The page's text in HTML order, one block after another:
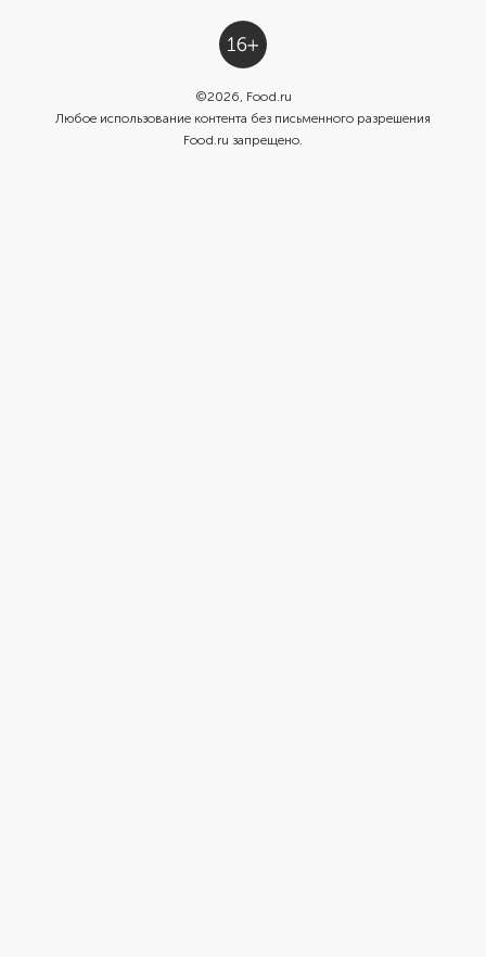
©2026, Food.ru
Любое использование контента без письменного разрешения
Food.ru запрещено.